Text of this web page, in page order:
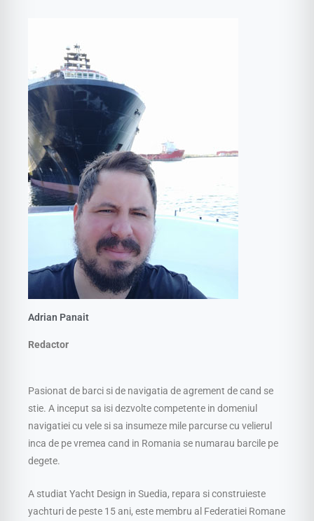
Adrian Panait
Redactor
Pasionat de barci si de navigatia de agrement de cand se
stie. A inceput sa isi dezvolte competente in domeniul
navigatiei cu vele si sa insumeze mile parcurse cu velierul
inca de pe vremea cand in Romania se numarau barcile pe
degete.
A studiat Yacht Design in Suedia, repara si construieste
yachturi de peste 15 ani, este membru al Federatiei Romane